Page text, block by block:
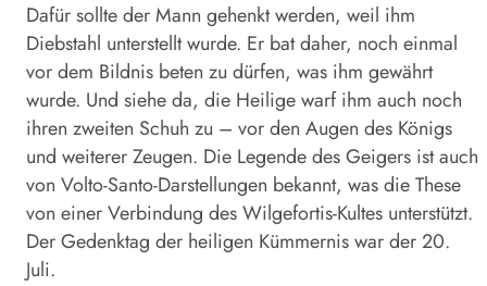
Dafür sollte der Mann gehenkt werden, weil ihm
Diebstahl unterstellt wurde. Er bat daher, noch einmal
vor dem Bildnis beten zu dürfen, was ihm gewährt
wurde. Und siehe da, die Heilige warf ihm auch noch
ihren zweiten Schuh zu – vor den Augen des Königs
und weiterer Zeugen. Die Legende des Geigers ist auch
von Volto-Santo-Darstellungen bekannt, was die These
von einer Verbindung des Wilgefortis-Kultes unterstützt.
Der Gedenktag der heiligen Kümmernis war der 20.
Juli.